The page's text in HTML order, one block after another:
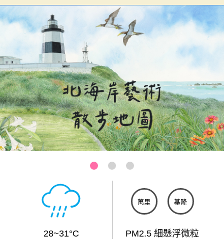
基隆-和平島公園
28~31°C
萬里 基隆
PM2.5 細懸浮微粒